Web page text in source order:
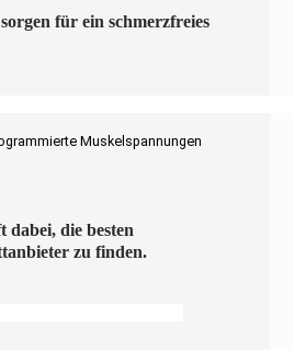
für ein schmerzfreies
Muskelspannungen
die besten
zu finden.